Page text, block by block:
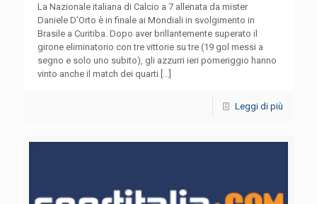
La Nazionale italiana di Calcio a 7 allenata da mister
Daniele D’Orto è in finale ai Mondiali in svolgimento in
Brasile a Curitiba. Dopo aver brillantemente superato il
girone eliminatorio con tre vittorie su tre (19 gol messi a
segno e solo uno subito), gli azzurri ieri pomeriggio hanno
vinto anche il match dei quarti [...]
Leggi di più